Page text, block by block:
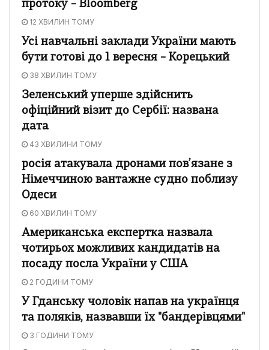
протоку – Bloomberg
12 ХВИЛИН ТОМУ
Усі навчальні заклади України мають
бути готові до 1 вересня – Корецький
38 ХВИЛИН ТОМУ
Зеленський уперше здійснить
офіційний візит до Сербії: названа
дата
43 ХВИЛИНИ ТОМУ
росія атакувала дронами пов’язане з
Німеччиною вантажне судно поблизу
Одеси
60 ХВИЛИН ТОМУ
Американська експертка назвала
чотирьох можливих кандидатів на
посаду посла України у США
2 ГОДИНИ ТОМУ
У Гданську чоловік напав на українця
та поляків, назвавши їх "бандерівцями"
3 ГОДИНИ ТОМУ